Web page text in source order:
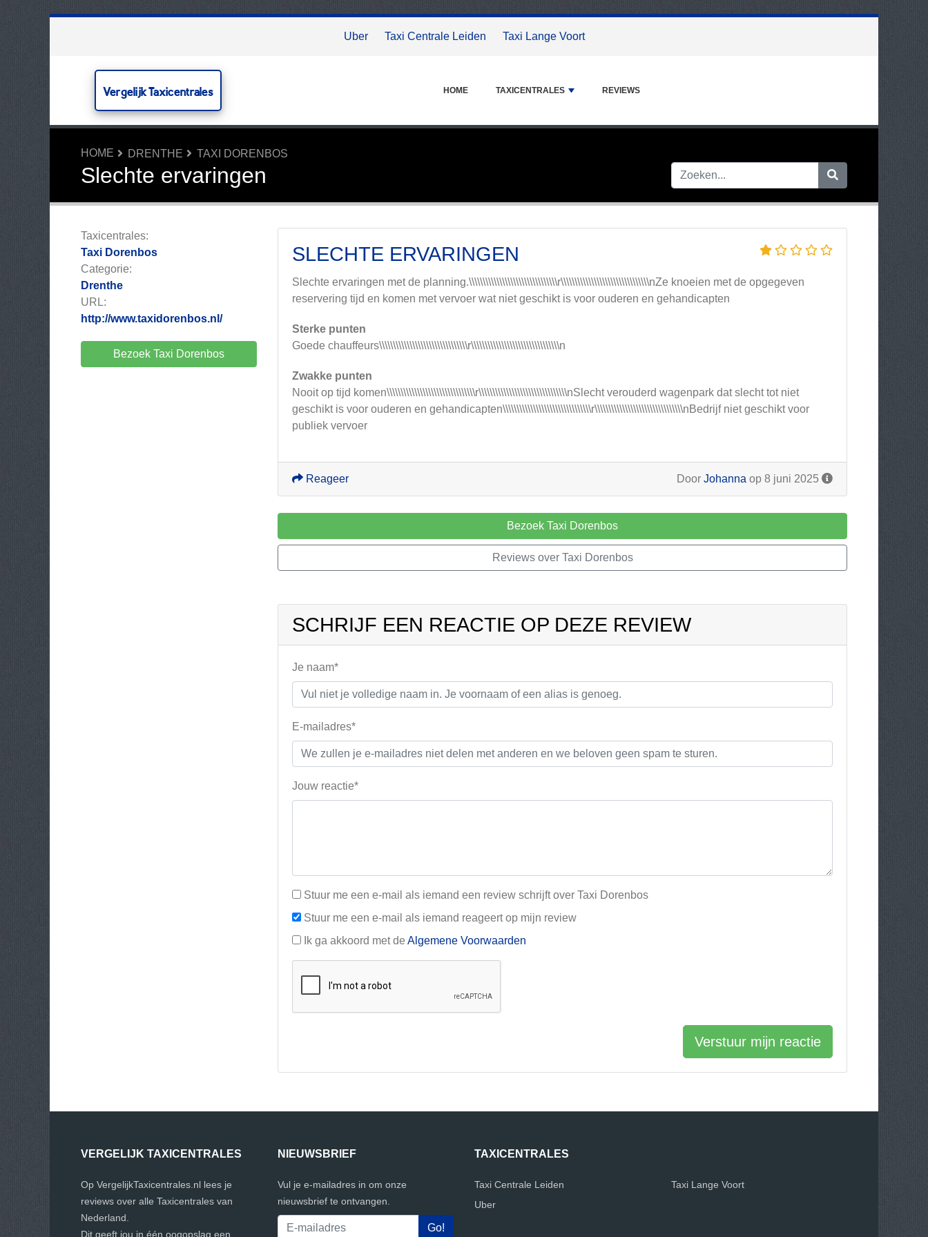
Uber Taxi Centrale Leiden Taxi Lange Voort
Vergelijk Taxicentrales HOME TAXICENTRALES REVIEWS
HOME DRENTHE TAXI DORENBOS
Slechte ervaringen
Taxicentrales:
Taxi Dorenbos
Categorie:
Drenthe
URL:
http://www.taxidorenbos.nl/
Bezoek Taxi Dorenbos
SLECHTE ERVARINGEN
Slechte ervaringen met de planning.\\\\\\\\\\\\\\\\\\\\\\\\\\\\\\\\r\\\\\\\\\\\\\\\\\\\\\\\\\\\\\\\\nZe knoeien met de opgegeven
reservering tijd en komen met vervoer wat niet geschikt is voor ouderen en gehandicapten
Sterke punten
Goede chauffeurs\\\\\\\\\\\\\\\\\\\\\\\\\\\\\\\\r\\\\\\\\\\\\\\\\\\\\\\\\\\\\\\\\n
Zwakke punten
Nooit op tijd komen\\\\\\\\\\\\\\\\\\\\\\\\\\\\\\\\r\\\\\\\\\\\\\\\\\\\\\\\\\\\\\\\\nSlecht verouderd wagenpark dat slecht tot niet
geschikt is voor ouderen en gehandicapten\\\\\\\\\\\\\\\\\\\\\\\\\\\\\\\\r\\\\\\\\\\\\\\\\\\\\\\\\\\\\\\\\nBedrijf niet geschikt voor
publiek vervoer
Door Johanna op 8 juni 2025
Reageer
Bezoek Taxi Dorenbos
Reviews over Taxi Dorenbos
SCHRIJF EEN REACTIE OP DEZE REVIEW
Je naam*
E-mailadres*
Jouw reactie*
Stuur me een e-mail als iemand een review schrijft over Taxi Dorenbos
Stuur me een e-mail als iemand reageert op mijn review
Ik ga akkoord met de Algemene Voorwaarden
Verstuur mijn reactie
VERGELIJK TAXICENTRALES
Op VergelijkTaxicentrales.nl lees je
reviews over alle Taxicentrales van
Nederland.
Dit geeft jou in één oogopslag een
NIEUWSBRIEF
Vul je e-mailadres in om onze
nieuwsbrief te ontvangen.
TAXICENTRALES
Taxi Centrale Leiden
Uber
Taxi Lange Voort